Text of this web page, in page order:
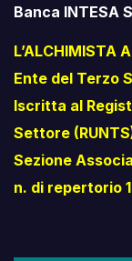
Banca INTESA
L’ALCHIMISTA
Ente del Terzo
Iscritta al
Settore
Sezione
n. di repertorio